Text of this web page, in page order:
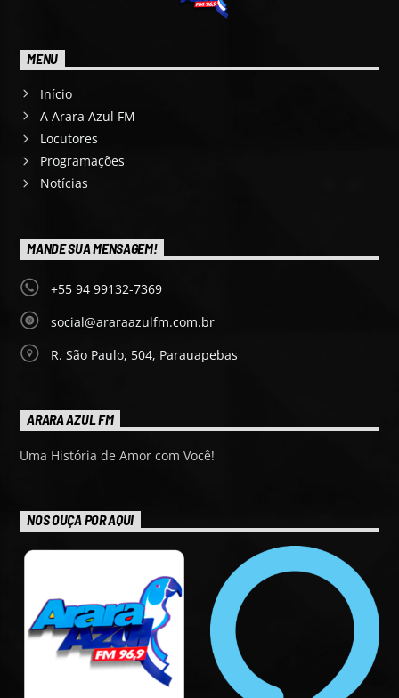
MENU
Início
A Arara Azul FM
Locutores
Programações
Notícias
MANDE SUA MENSAGEM!
+55 94 99132-7369
social@araraazulfm.com.br
R. São Paulo, 504, Parauapebas
ARARA AZUL FM
Uma História de Amor com Você!
NOS OUÇA POR AQUI